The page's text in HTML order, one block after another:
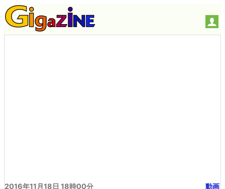
2016年11月18日 18時00分 動画